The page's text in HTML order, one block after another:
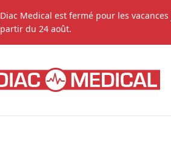
Diac Medical est fermé pour les
partir du 24 août.